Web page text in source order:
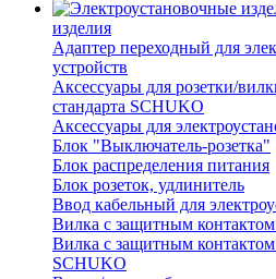
изделия
Адаптер переходный для
устройств
Аксессуары для розетки/
стандарта SCHUKO
Аксессуары для
Блок "Выключатель-розетка"
Блок распределения питания
Блок розеток, удлинитель
Ввод кабельный для
Вилка с защитным
Вилка с защитным контактом
SCHUKO